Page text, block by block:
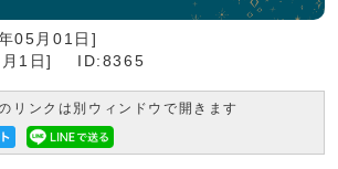
05月01日]
1日]
ID:8365
リンクは別ウィンドウで開きます